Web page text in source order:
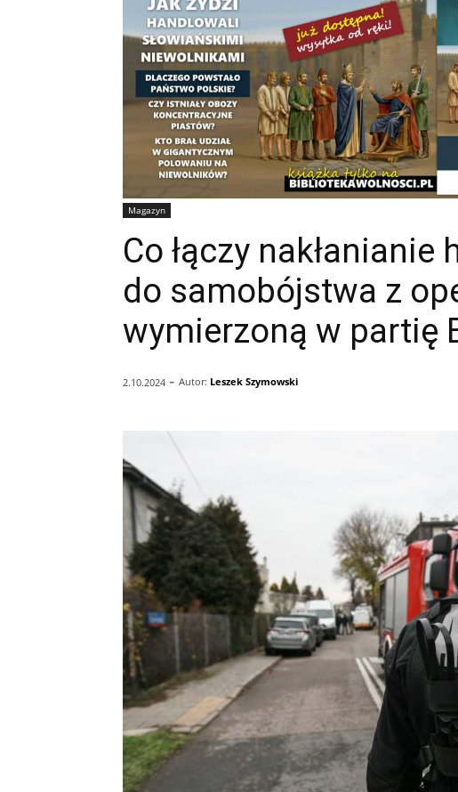
Magazyn
Co łączy
do samobójstwa z
wymierzoną w partię
2.10.2024 - Autor: Leszek Szymowski